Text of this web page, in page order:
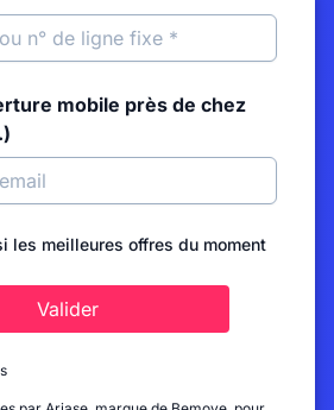
mobile près de chez
les meilleures offres du moment
Valider